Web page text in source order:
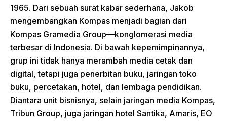
1965. Dari sebuah surat kabar sederhana, Jakob
mengembangkan Kompas menjadi bagian dari
Kompas Gramedia Group—konglomerasi media
terbesar di Indonesia. Di bawah kepemimpinannya,
grup ini tidak hanya merambah media cetak dan
digital, tetapi juga penerbitan buku, jaringan toko
buku, percetakan, hotel, dan lembaga pendidikan.
Diantara unit bisnisnya, selain jaringan media Kompas,
Tribun Group, juga jaringan hotel Santika, Amaris, EO